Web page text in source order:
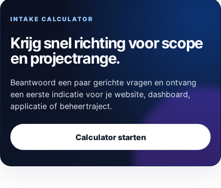
INTAKE CALCULATOR
Krijg snel richting voor scope
en projectrange.
Beantwoord een paar gerichte vragen en ontvang
een eerste indicatie voor je website, dashboard,
applicatie of beheertraject.
Calculator starten